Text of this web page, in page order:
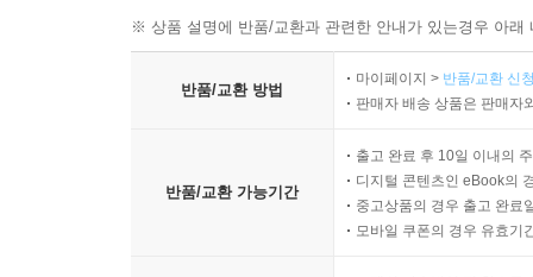
※ 상품 설명에 반품/교환과 관련한 안내가 있는경우 아
반품/교환 방법
마이페이지 > 반품/교환 신
판매자 배송 상품은 판매자
반품/교환 가능기간
출고 완료 후 10일 이내의
디지털 콘텐츠인 eBook의
중고상품의 경우 출고 완료
모바일 쿠폰의 경우 유효기